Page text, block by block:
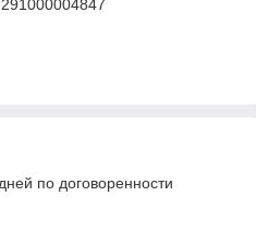
по договоренности